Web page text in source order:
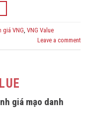
giá VNG VNG Value
Leave a comment
giá mạo danh